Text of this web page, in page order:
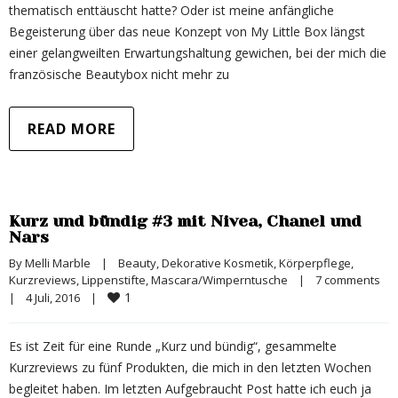
thematisch enttäuscht hatte? Oder ist meine anfängliche
Begeisterung über das neue Konzept von My Little Box längst
einer gelangweilten Erwartungshaltung gewichen, bei der mich die
französische Beautybox nicht mehr zu
READ MORE
Kurz und bündig #3 mit Nivea, Chanel und
Nars
By Melli Marble | Beauty, Dekorative Kosmetik, Körperpflege
Kurzreviews, Lippenstifte, Mascara/Wimperntusche |
7 comments
|
4 Juli, 2016 | 1
Es ist Zeit für eine Runde „Kurz und bündig“, gesammelte
Kurzreviews zu fünf Produkten, die mich in den letzten Wochen
begleitet haben. Im letzten Aufgebraucht Post hatte ich euch ja